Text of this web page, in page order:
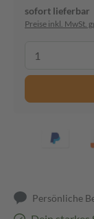
sofort lieferbar
Preise inkl. MwSt.
Persönliche